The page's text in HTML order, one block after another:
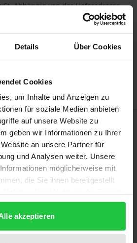
Details Über Cookies
Cookies
um Inhalte und Anzeigen zu
für soziale Medien anbieten
auf unsere Website zu
geben wir Informationen zu Ihrer
an unsere Partner für
und Analysen weiter. Unsere
möglicherweise mit
die Sie ihnen bereitgestellt
akzeptieren
Abhängig von der Lieferadresse
variieren.
In den Warenkorb
hinzufügen
hat nicht nur den
beschäftigt, sondern
zahlreicher Aufsätze.
welche die Rechtsfragen, die
einer Verbandsstrafe